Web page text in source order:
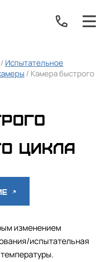
/ Испытательное
/ Камера быстрого
цикла
изменением
испытательная